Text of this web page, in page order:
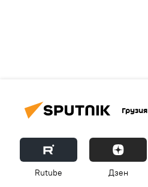
Грузия
Rutube Дзен